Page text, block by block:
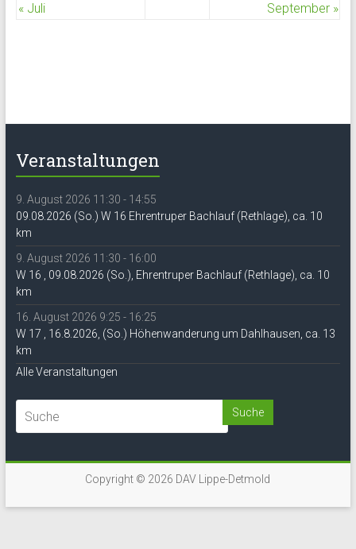
« Juli
September »
Veranstaltungen
9. August 2026 11:30 - 14:55
09.08.2026 (So.) W 16 Ehrentruper Bachlauf (Rethlage), ca. 10
km
9. August 2026 11:30 - 16:00
W 16 , 09.08.2026 (So.), Ehrentruper Bachlauf (Rethlage), ca. 10
km
16. August 2026 9:25 - 16:25
W 17 , 16.8.2026, (So.) Höhenwanderung um Dahlhausen, ca. 13
km
Alle Veranstaltungen
Copyright © 2026 DAV Lippe-Detmold